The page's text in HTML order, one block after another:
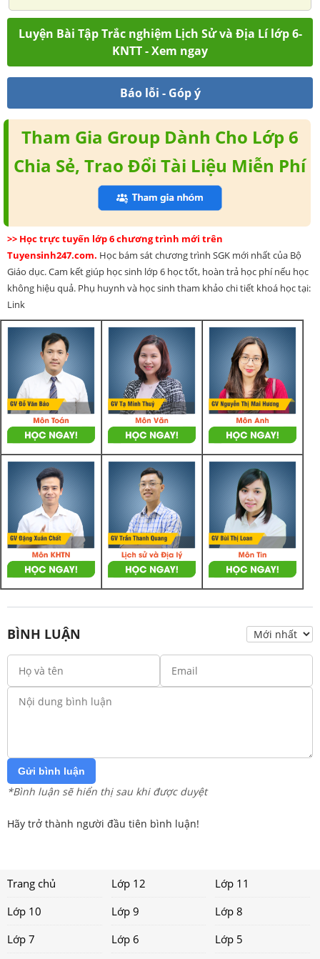
Luyện Bài Tập Trắc nghiệm Lịch Sử và Địa Lí lớp 6-
KNTT - Xem ngay
Báo lỗi - Góp ý
Tham Gia Group Dành Cho Lớp 6
Chia Sẻ, Trao Đổi Tài Liệu Miễn Phí
>> Học trực tuyến lớp 6 chương trình mới trên
Tuyensinh247.com. Học bám sát chương trình SGK mới nhất của Bộ
Giáo dục. Cam kết giúp học sinh lớp 6 học tốt, hoàn trả học phí nếu học
không hiệu quả. Phụ huynh và học sinh tham khảo chi tiết khoá học tại:
Link
BÌNH LUẬN
Gửi bình luận
*Bình luận sẽ hiển thị sau khi được duyệt
Hãy trở thành người đầu tiên bình luận!
Trang chủ Lớp 12
Lớp 11
Lớp 10
Lớp 9
Lớp 8
Lớp 7
Lớp 6 Lớp 5